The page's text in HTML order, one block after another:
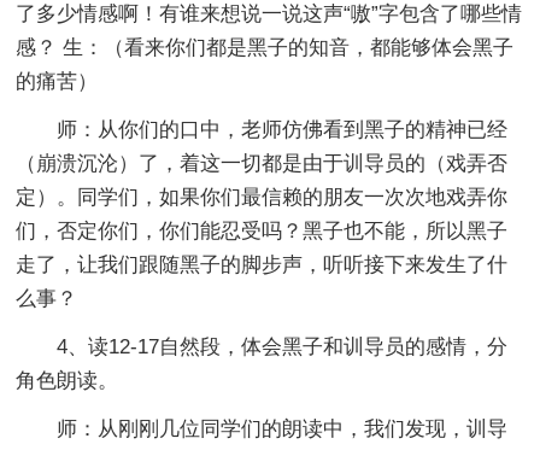
了多少情感啊！有谁来想说一说这声“嗷”字包含了哪些情
感？ 生：（看来你们都是黑子的知音，都能够体会黑子
的痛苦）
师：从你们的口中，老师仿佛看到黑子的精神已经
（崩溃沉沦）了，着这一切都是由于训导员的（戏弄否
定）。同学们，如果你们最信赖的朋友一次次地戏弄你
们，否定你们，你们能忍受吗？黑子也不能，所以黑子
走了，让我们跟随黑子的脚步声，听听接下来发生了什
么事？
4、读12-17自然段，体会黑子和训导员的感情，分
角色朗读。
师：从刚刚几位同学们的朗读中，我们发现，训导